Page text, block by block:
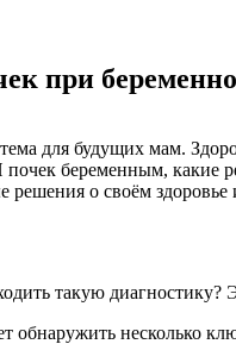
при
для будущих мам.
беременным, какие
о своём здоровье
такую диагностику?
обнаружить несколько